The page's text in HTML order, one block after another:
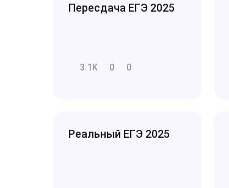
Пересдача ЕГЭ 2025
3.1K 0 0
Реальный ЕГЭ 2025